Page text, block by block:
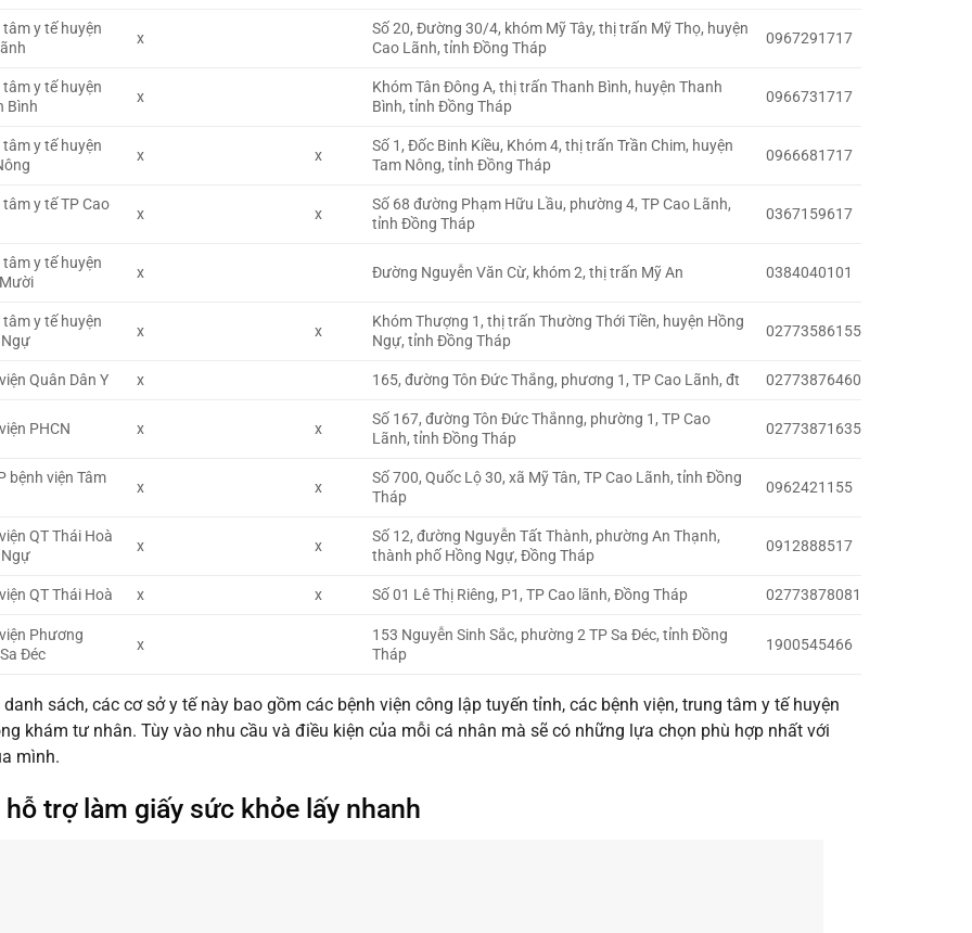
tâm y tế huyện
x
Số 20, Đường 30/4, khóm Mỹ Tây, thị trấn Mỹ Thọ, huyện
Cao Lãnh, tỉnh Đồng Tháp
0967291717
tâm y tế huyện
Bình
x
Khóm Tân Đông A, thị trấn Thanh Bình, huyện Thanh
Bình, tỉnh Đồng Tháp
0966731717
tâm y tế huyện
x x
Số 1, Đốc Binh Kiều, Khóm 4, thị trấn Trần Chim, huyện
Tam Nông, tỉnh Đồng Tháp
0966681717
y tế TP Cao
x x
Số 68 đường Phạm Hữu Lầu, phường 4, TP Cao Lãnh,
tỉnh Đồng Tháp
0367159617
tâm y tế huyện
x Đường Nguyễn Văn Cừ, khóm 2, thị trấn Mỹ An 0384040101
tâm y tế huyện
x x
Khóm Thượng 1, thị trấn Thường Thới Tiền, huyện Hồng
Ngự, tỉnh Đồng Tháp
02773586155
Quân Dân Y x 165, đường Tôn Đức Thắng, phương 1, TP Cao Lãnh, đt 02773876460
PHCN x x
Số 167, đường Tôn Đức Thắnng, phường 1, TP Cao
Lãnh, tỉnh Đồng Tháp
02773871635
bệnh viện Tâm
x x
Số 700, Quốc Lộ 30, xã Mỹ Tân, TP Cao Lãnh, tỉnh Đồng
Tháp
0962421155
QT Thái Hoà
x x
Số 12, đường Nguyễn Tất Thành, phường An Thạnh,
thành phố Hồng Ngự, Đồng Tháp
0912888517
QT Thái Hoà x x Số 01 Lê Thị Riêng, P1, TP Cao lãnh, Đồng Tháp 02773878081
Phương
Đéc
x
153 Nguyễn Sinh Sắc, phường 2 TP Sa Đéc, tỉnh Đồng
Tháp
1900545466
sách, các cơ sở y tế này bao gồm các bệnh viện công lập tuyến tỉnh, các bệnh viện, trung tâm y tế huyện
khám tư nhân. Tùy vào nhu cầu và điều kiện của mỗi cá nhân mà sẽ có những lựa chọn phù hợp nhất với
mình.
trợ làm giấy sức khỏe lấy nhanh